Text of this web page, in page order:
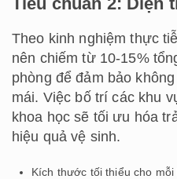
Theo kinh nghiệm thực
nên chiếm từ 10-15%
phòng để đảm bảo
mái. Việc bố trí các khu
khoa học sẽ tối ưu hóa
hiệu quả vệ sinh.
Kích thước tối thiểu cho